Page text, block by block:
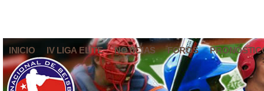
INICIO IV LIGA ELITE NOTICIAS FOROS